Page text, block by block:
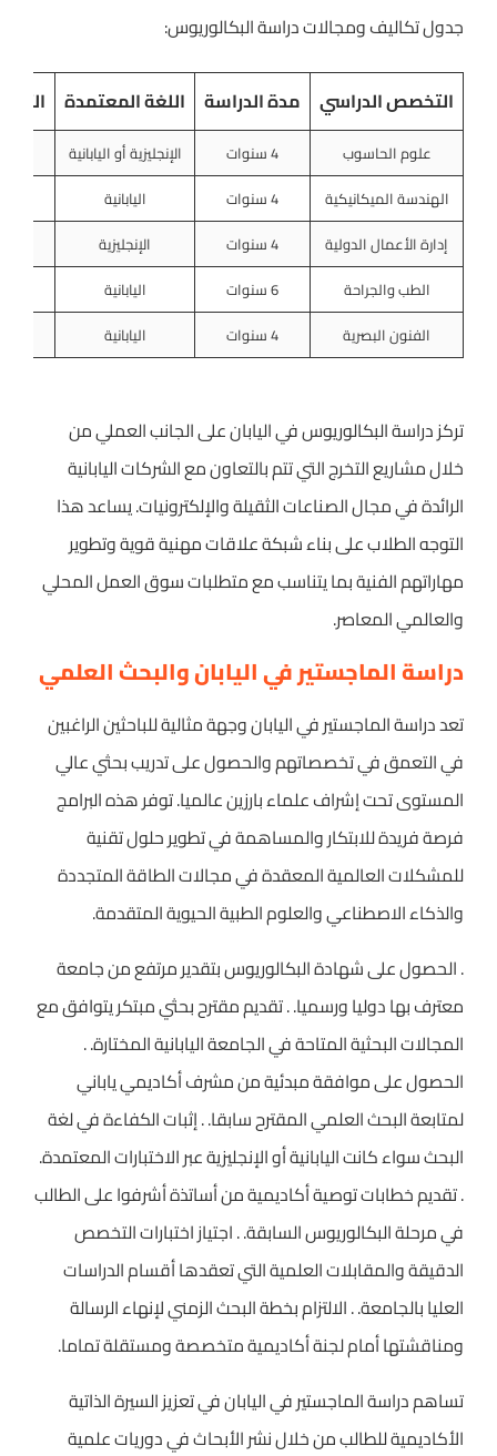
جدول تكاليف ومجالات دراسة البكالوريوس:
التخصص الدراسي مدة الدراسة اللغة المعتمدة
علوم الحاسوب 4 سنوات
الإنجليزية أو اليابانية
الهندسة الميكانيكية
4 سنوات
اليابانية
إدارة الأعمال الدولية
4 سنوات
الإنجليزية
الطب والجراحة
6 سنوات
اليابانية
الفنون البصرية
4 سنوات اليابانية
تركز دراسة البكالوريوس في اليابان على الجانب العملي من
خلال مشاريع التخرج التي تتم بالتعاون مع الشركات اليابانية
الرائدة في مجال الصناعات الثقيلة والإلكترونيات. يساعد هذا
التوجه الطلاب على بناء شبكة علاقات مهنية قوية وتطوير
مهاراتهم الفنية بما يتناسب مع متطلبات سوق العمل المحلي
والعالمي المعاصر.
دراسة الماجستير في اليابان والبحث العلمي
تعد دراسة الماجستير في اليابان وجهة مثالية للباحثين الراغبين
في التعمق في تخصصاتهم والحصول على تدريب بحثي عالي
المستوى تحت إشراف علماء بارزين عالميا. توفر هذه البرامج
فرصة فريدة للابتكار والمساهمة في تطوير حلول تقنية
للمشكلات العالمية المعقدة في مجالات الطاقة المتجددة
والذكاء الاصطناعي والعلوم الطبية الحيوية المتقدمة.
. الحصول على شهادة البكالوريوس بتقدير مرتفع من جامعة
معترف بها دوليا ورسميا. . تقديم مقترح بحثي مبتكر يتوافق مع
المجالات البحثية المتاحة في الجامعة اليابانية المختارة. .
الحصول على موافقة مبدئية من مشرف أكاديمي ياباني
لمتابعة البحث العلمي المقترح سابقا. . إثبات الكفاءة في لغة
البحث سواء كانت اليابانية أو الإنجليزية عبر الاختبارات المعتمدة.
. تقديم خطابات توصية أكاديمية من أساتذة أشرفوا على الطالب
في مرحلة البكالوريوس السابقة. . اجتياز اختبارات التخصص
الدقيقة والمقابلات العلمية التي تعقدها أقسام الدراسات
العليا بالجامعة. . الالتزام بخطة البحث الزمني لإنهاء الرسالة
ومناقشتها أمام لجنة أكاديمية متخصصة ومستقلة تماما.
تساهم دراسة الماجستير في اليابان في تعزيز السيرة الذاتية
الأكاديمية للطالب من خلال نشر الأبحاث في دوريات علمية